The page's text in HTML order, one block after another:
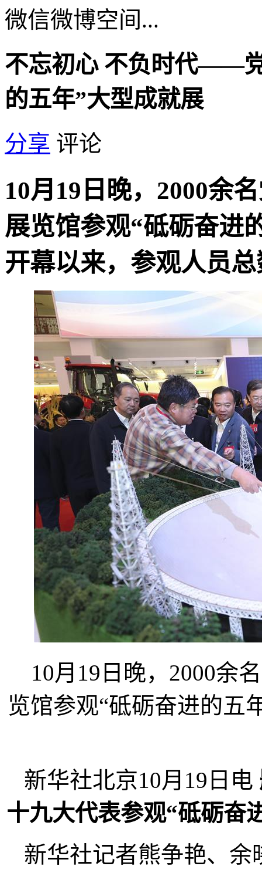
微信微博空间...
不忘初心 不负时代——
的五年”大型成就展
分享 评论
10月19日晚，2000余
展览馆参观“砥砺奋进
开幕以来，参观人员
10月19日晚，2000余
览馆参观“砥砺奋进的五
新华社北京10月19日电
十九大代表参观“砥砺奋
新华社记者熊争艳、余